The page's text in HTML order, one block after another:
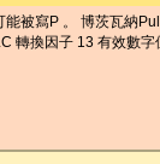
被寫P 。 博茨瓦納
換因子 13 有效數字